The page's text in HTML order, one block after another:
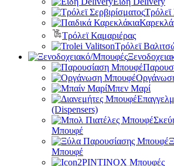
Τρόλεϊ
Τρόλεϊ Καμαριέρας
Τρόλεϊ
Μπεν Μαρί
(Dispensers)
Μπουφέ
Μπουφέ
PINTINOX Μπουφές